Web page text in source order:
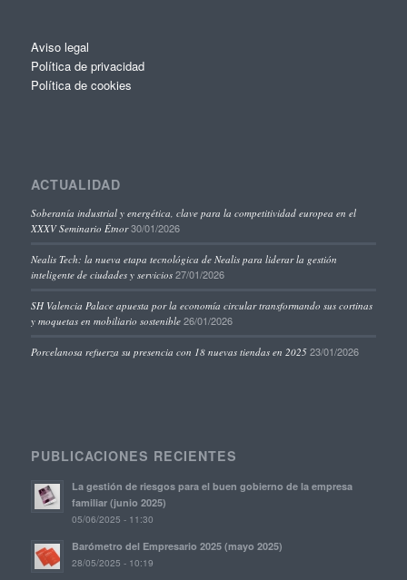
Aviso legal
Política de privacidad
Política de cookies
ACTUALIDAD
Soberanía industrial y energética, clave para la competitividad europea en el
XXXV Seminario Étnor 30/01/2026
Nealis Tech: la nueva etapa tecnológica de Nealis para liderar la gestión
inteligente de ciudades y servicios 27/01/2026
SH Valencia Palace apuesta por la economía circular transformando sus cortinas
y moquetas en mobiliario sostenible 26/01/2026
Porcelanosa refuerza su presencia con 18 nuevas tiendas en 2025 23/01/2026
PUBLICACIONES RECIENTES
La gestión de riesgos para el buen gobierno de la empresa
familiar (junio 2025)
05/06/2025 - 11:30
Barómetro del Empresario 2025 (mayo 2025)
28/05/2025 - 10:19